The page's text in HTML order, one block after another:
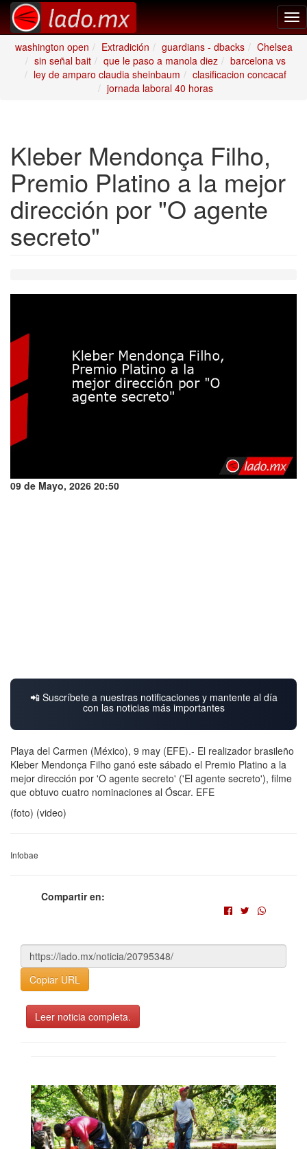
washington open
Extradición guardians - dbacks
Chelsea
sin señal bait
que le paso a manola diez
barcelona vs
ley de amparo claudia sheinbaum
clasificacion concacaf
jornada laboral 40 horas
Kleber Mendonça Filho,
Premio Platino a la mejor
dirección por "O agente
secreto"
09 de Mayo, 2026 20:50
📲 Suscríbete a nuestras notificaciones y mantente al día
con las noticias más importantes
Playa del Carmen (México), 9 may (EFE).- El realizador brasileño
Kleber Mendonça Filho ganó este sábado el Premio Platino a la
mejor dirección por 'O agente secreto' ('El agente secreto'), filme
que obtuvo cuatro nominaciones al Óscar. EFE
(foto) (video)
Infobae
Compartir en:
Copiar URL
Leer noticia completa.